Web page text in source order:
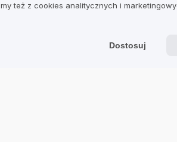
też z cookies analitycznych i
Dostosuj